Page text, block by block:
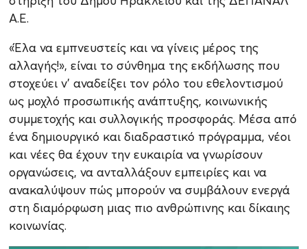
Α.Ε.
«Έλα να εμπνευστείς και να γίνεις μέρος της
αλλαγής!», είναι το σύνθημα της εκδήλωσης που
στοχεύει ν’ αναδείξει τον ρόλο του εθελοντισμού
ως μοχλό προσωπικής ανάπτυξης, κοινωνικής
συμμετοχής και συλλογικής προσφοράς. Μέσα από
ένα δημιουργικό και διαδραστικό πρόγραμμα, νέοι
και νέες θα έχουν την ευκαιρία να γνωρίσουν
οργανώσεις, να ανταλλάξουν εμπειρίες και να
ανακαλύψουν πώς μπορούν να συμβάλουν ενεργά
στη διαμόρφωση μιας πιο ανθρώπινης και δίκαιης
κοινωνίας.